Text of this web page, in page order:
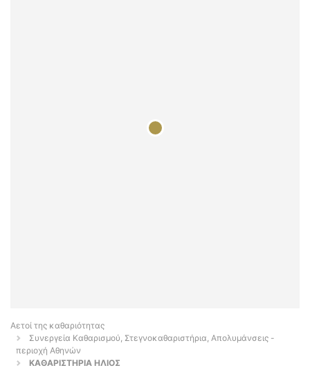
Αετοί της καθαριότητας
Συνεργεία Καθαρισμού, Στεγνοκαθαριστήρια, Απολυμάνσεις -
περιοχή Αθηνών
ΚΑΘΑΡΙΣΤΗΡΙΑ ΗΛΙΟΣ